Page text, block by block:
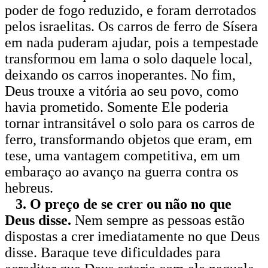
poder de fogo reduzido, e foram derrotados
pelos israelitas. Os carros de ferro de Sísera
em nada puderam ajudar, pois a tempestade
transformou em lama o solo daquele local,
deixando os carros inoperantes. No fim,
Deus trouxe a vitória ao seu povo, como
havia prometido. Somente Ele poderia
tornar intransitável o solo para os carros de
ferro, transformando objetos que eram, em
tese, uma vantagem competitiva, em um
embaraço ao avanço na guerra contra os
hebreus.
3. O preço de se crer ou não no que
Deus disse. Nem sempre as pessoas estão
dispostas a crer imediatamente no que Deus
disse. Baraque teve dificuldades para